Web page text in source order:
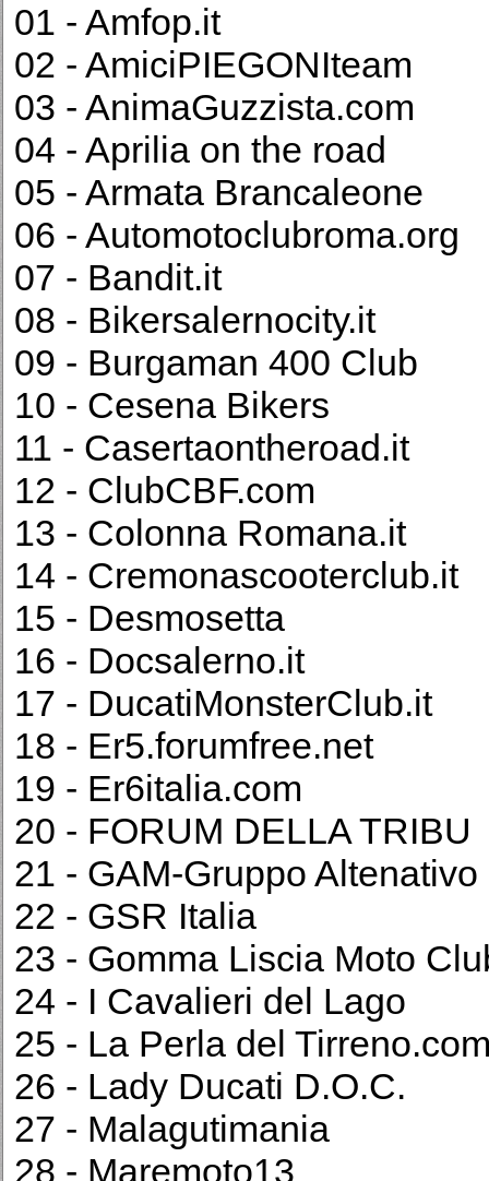
01 - Amfop.it
02 - AmiciPIEGONIteam
03 - AnimaGuzzista.com
04 - Aprilia on the road
05 - Armata Brancaleone
06 - Automotoclubroma.org
07 - Bandit.it
08 - Bikersalernocity.it
09 - Burgaman 400 Club
10 - Cesena Bikers
11 - Casertaontheroad.it
12 - ClubCBF.com
13 - Colonna Romana.it
14 - Cremonascooterclub.it
15 - Desmosetta
16 - Docsalerno.it
17 - DucatiMonsterClub.it
18 - Er5.forumfree.net
19 - Er6italia.com
20 - FORUM DELLA TRIBU
21 - GAM-Gruppo
22 - GSR Italia
23 - Gomma Liscia Moto
24 - I Cavalieri del Lago
25 - La Perla del
26 - Lady Ducati D.O.C.
27 - Malagutimania
28 - Maremoto13